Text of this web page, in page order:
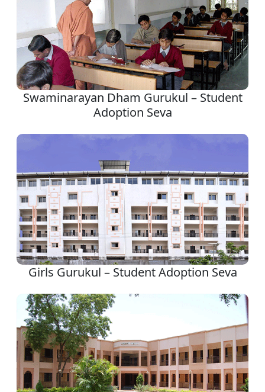
Swaminarayan Dham Gurukul – Student
Adoption Seva
Girls Gurukul – Student Adoption Seva